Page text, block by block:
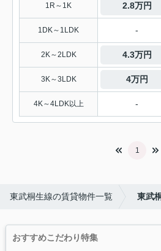
1R～1K 2.8万円
1DK～1LDK -
2K～2LDK 4.3万円
3K～3LDK 4万円
4K～4LDK以上 -
1
東武桐生線の賃貸物件一覧 東武
おすすめこだわり特集